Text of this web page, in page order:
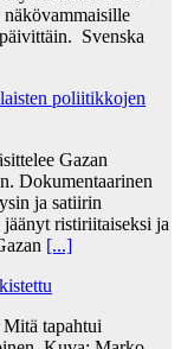
Svenska
poliitikkojen
Gazan
Dokumentaarinen
ja satiirin
ristiriitaiseksi ja
[...]
Mitä tapahtui